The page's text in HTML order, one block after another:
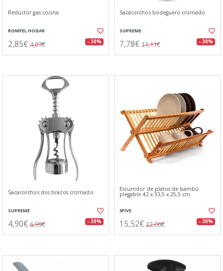
Reductor gas cocina
ROMFEL HOGAR
2,85€ 4,07€ - 30%
Sacacorchos bodeguero cromado
SUPREME
7,78€ 11,11€ - 30%
Sacacorchos dos brazos cromado
SUPREME
4,90€ 6,99€ - 30%
Escurridor de platos de bambú
plegable 42 x 33,5 x 25,5 cm
5FIVE
15,52€ 22,06€ - 30%